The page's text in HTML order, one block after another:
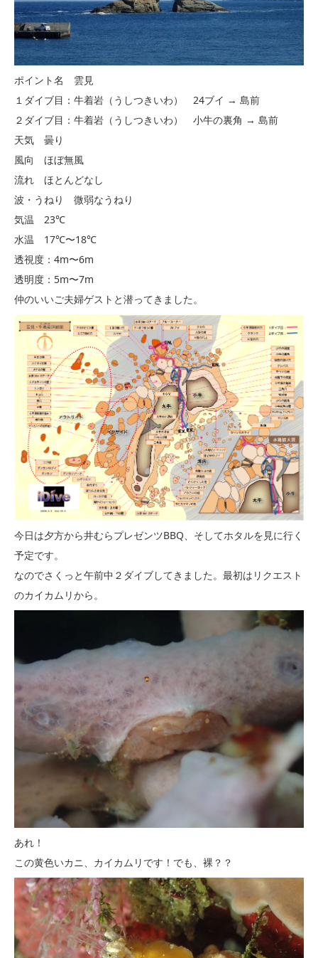
ポイント名 雲見
１ダイブ目：牛着岩（うしつきいわ） 24ブイ → 島前
２ダイブ目：牛着岩（うしつきいわ） 小牛の裏角 → 島前
天気 曇り
風向 ほぼ無風
流れ ほとんどなし
波・うねり 微弱なうねり
気温 23℃
水温 17℃〜18℃
透視度：4m〜6m
透明度：5m〜7m
仲のいいご夫婦ゲストと潜ってきました。
今日は夕方から井むらプレゼンツBBQ、そしてホタルを見に行く
予定です。
なのでさくっと午前中２ダイブしてきました。最初はリクエスト
のカイカムリから。
あれ！
この黄色いカニ、カイカムリです！でも、裸？？